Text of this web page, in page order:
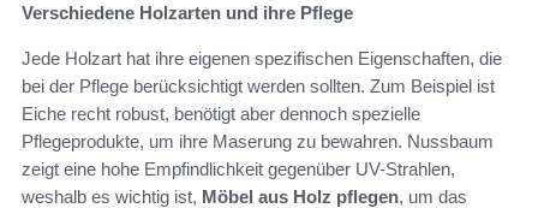
Verschiedene Holzarten und ihre Pflege
Jede Holzart hat ihre eigenen spezifischen Eigenschaften, die
bei der Pflege berücksichtigt werden sollten. Zum Beispiel ist
Eiche recht robust, benötigt aber dennoch spezielle
Pflegeprodukte, um ihre Maserung zu bewahren. Nussbaum
zeigt eine hohe Empfindlichkeit gegenüber UV-Strahlen,
weshalb es wichtig ist, Möbel aus Holz pflegen, um das